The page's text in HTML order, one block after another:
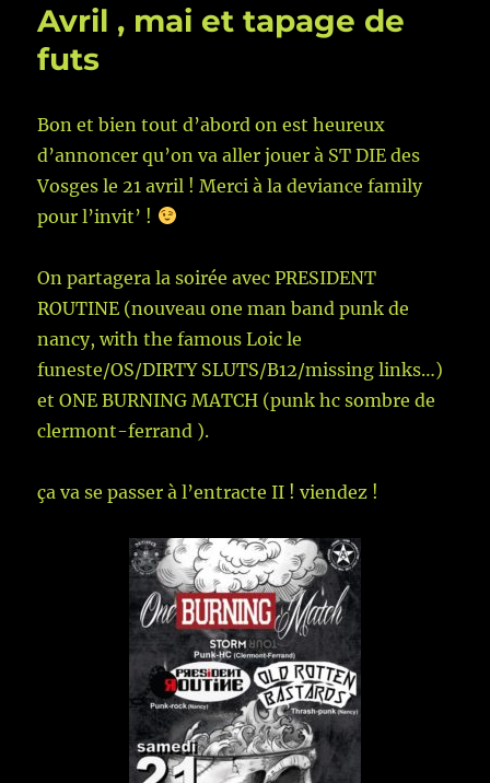
Avril , mai et tapage de
futs
Bon et bien tout d’abord on est heureux
d’annoncer qu’on va aller jouer à ST DIE des
Vosges le 21 avril ! Merci à la deviance family
pour l’invit’ !
On partagera la soirée avec PRESIDENT
ROUTINE (nouveau one man band punk de
nancy, with the famous Loic le
funeste/OS/DIRTY SLUTS/B12/missing links…)
et ONE BURNING MATCH (punk hc sombre de
clermont-ferrand ).
ça va se passer à l’entracte II ! viendez !